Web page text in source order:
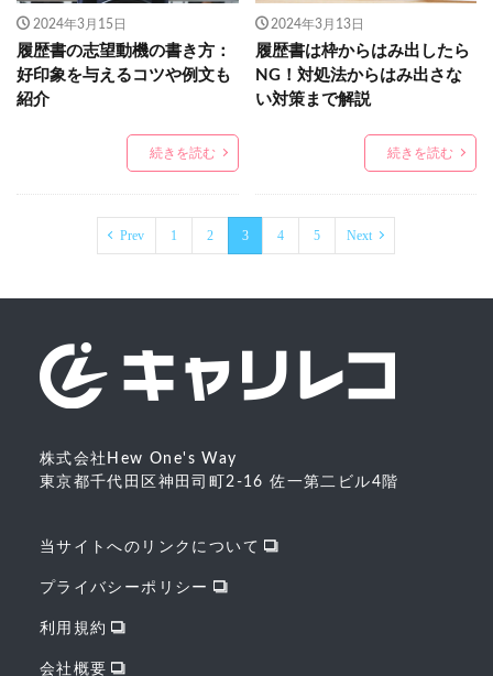
2024年3月15日
履歴書の志望動機の書き方：
好印象を与えるコツや例文も
紹介
続きを読む
2024年3月13日
履歴書は枠からはみ出したら
NG！対処法からはみ出さな
い対策まで解説
続きを読む
Prev 1 2 3 4 5 Next
株式会社Hew One's Way
東京都千代田区神田司町2-16 佐一第二ビル4階
当サイトへのリンクについて
プライバシーポリシー
利用規約
会社概要